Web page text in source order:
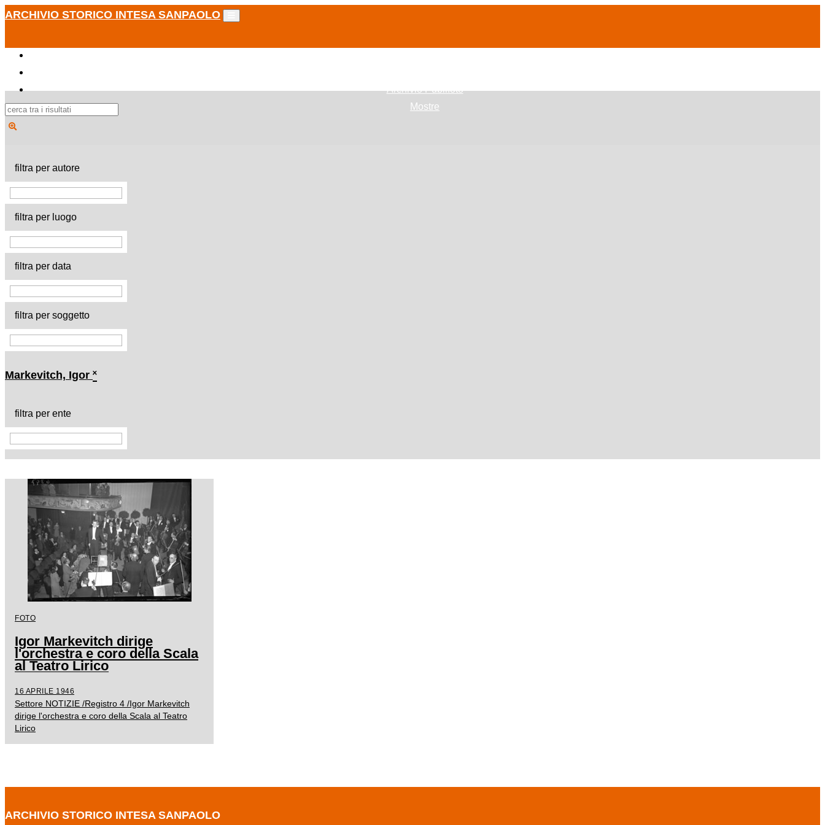
ARCHIVIO STORICO INTESA SANPAOLO
Archivio Publifoto
Mostre
filtra per autore
filtra per luogo
filtra per data
filtra per soggetto
Markevitch, Igor ˟
filtra per ente
FOTO
Igor Markevitch dirige
l'orchestra e coro della Scala
al Teatro Lirico
16 APRILE 1946
Settore NOTIZIE /Registro 4 /Igor Markevitch
dirige l'orchestra e coro della Scala al Teatro
Lirico
ARCHIVIO STORICO INTESA SANPAOLO